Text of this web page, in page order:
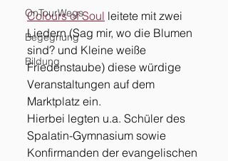
OnTourWegs
Begegnung
Bildung
Colours of Soul leitete mit zwei
Liedern (Sag mir, wo die Blumen
sind? und Kleine weiße
Friedenstaube) diese würdige
Veranstaltungen auf dem
Marktplatz ein.
Hierbei legten u.a. Schüler des
Spalatin-Gymnasium sowie
Konfirmanden der evangelischen